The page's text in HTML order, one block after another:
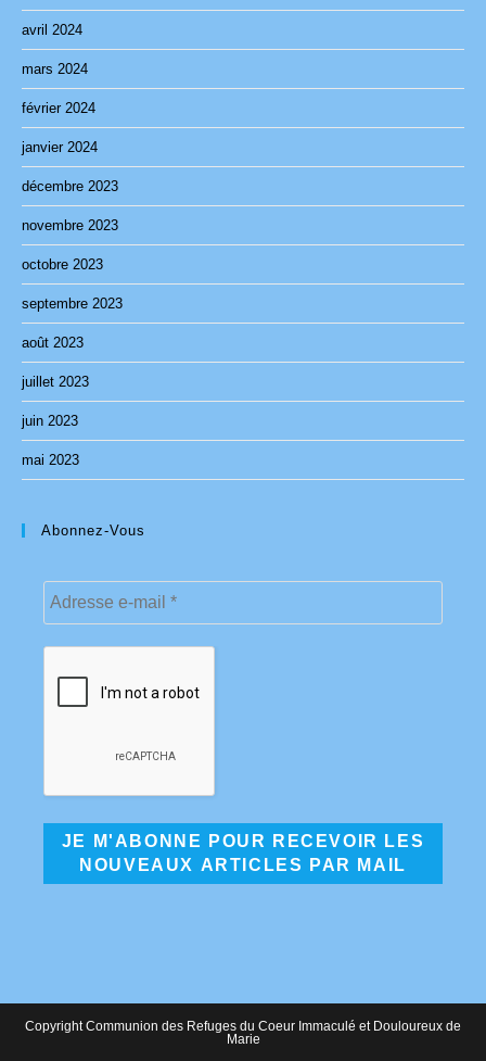
avril 2024
mars 2024
février 2024
janvier 2024
décembre 2023
novembre 2023
octobre 2023
septembre 2023
août 2023
juillet 2023
juin 2023
mai 2023
Abonnez-Vous
Copyright Communion des Refuges du Coeur Immaculé et Douloureux de
Marie